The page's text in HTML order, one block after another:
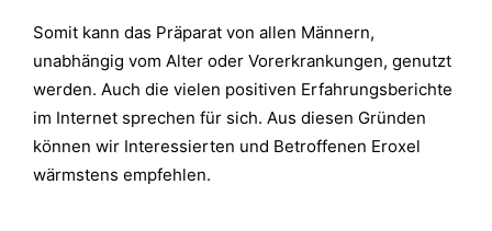
Somit kann das Präparat von allen Männern,
unabhängig vom Alter oder Vorerkrankungen, genutzt
werden. Auch die vielen positiven Erfahrungsberichte
im Internet sprechen für sich. Aus diesen Gründen
können wir Interessierten und Betroffenen Eroxel
wärmstens empfehlen.